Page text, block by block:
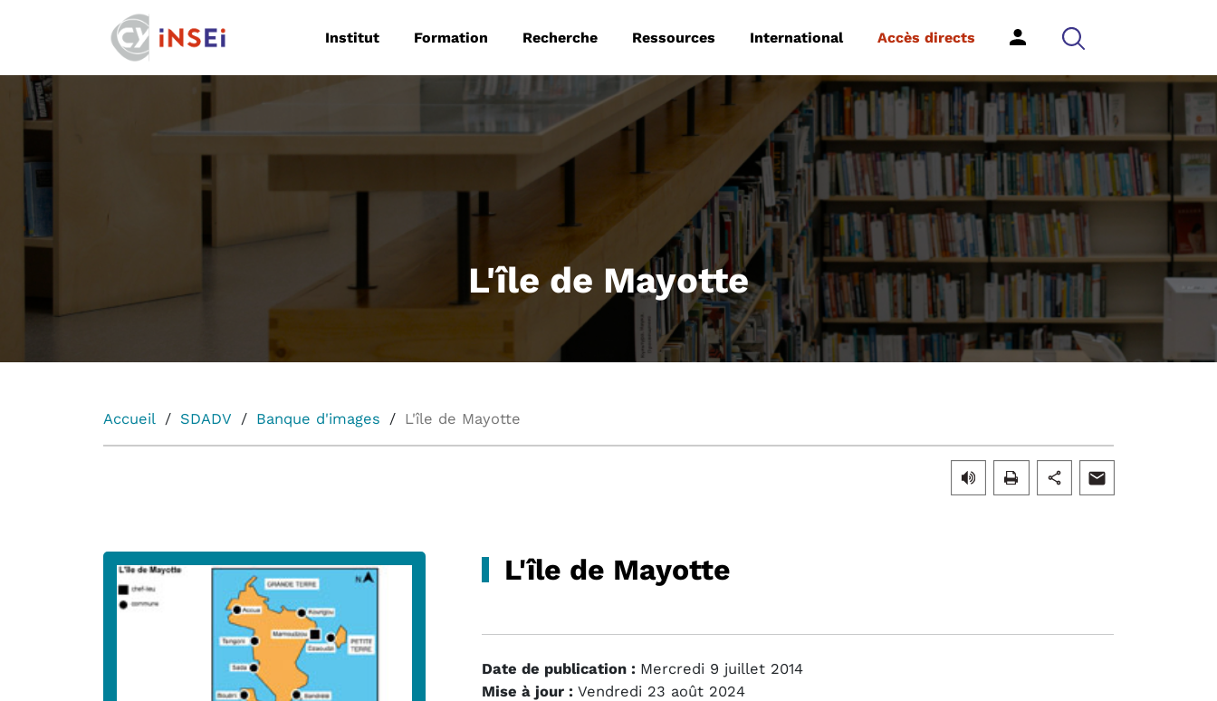
Institut Formation Recherche Ressources International Accès directs
L'île de Mayotte
Accueil SDADV Banque d'images L'île de Mayotte
L'île de Mayotte
Date de publication : Mercredi 9 juillet 2014
Mise à jour : Vendredi 23 août 2024